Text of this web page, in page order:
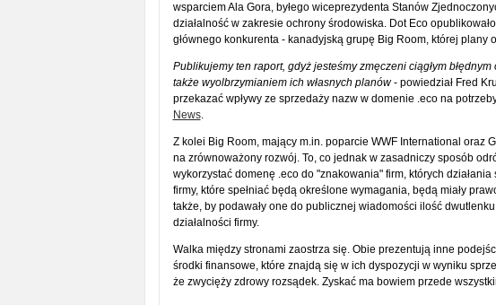
wsparciem Ala Gora, byłego wiceprezydenta Stanów
działalność w zakresie ochrony środowiska. Dot Eco
głównego konkurenta - kanadyjską grupę Big Room, której plany
Publikujemy ten raport, gdyż jesteśmy zmęczeni ciągłym
także wyolbrzymianiem ich własnych planów- powiedział Fred
przekazać wpływy ze sprzedaży nazw w domenie .eco na
News.
Z kolei Big Room, mający m.in. poparcie WWF International oraz
na zrównoważony rozwój. To, co jednak w zasadniczy sposób
wykorzystać domenę .eco do "znakowania" firm, których
firmy, które spełniać będą określone wymagania, będą miały
także, by podawały one do publicznej wiadomości ilość
działalności firmy.
Walka między stronami zaostrza się. Obie prezentują inne
środki finansowe, które znajdą się w ich dyspozycji w wyniku
że zwycięży zdrowy rozsądek. Zyskać ma bowiem przede